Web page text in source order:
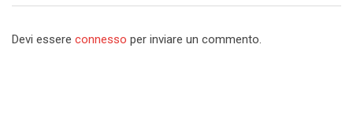
Devi essere connesso per inviare un commento.